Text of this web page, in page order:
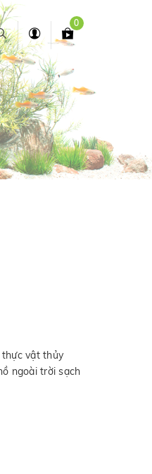
0
vật thủy
ngoài trời sạch